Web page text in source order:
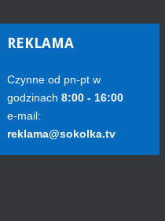
REKLAMA
Czynne od pn-pt w
godzinach 8:00 - 16:00
e-mail:
reklama@sokolka.tv